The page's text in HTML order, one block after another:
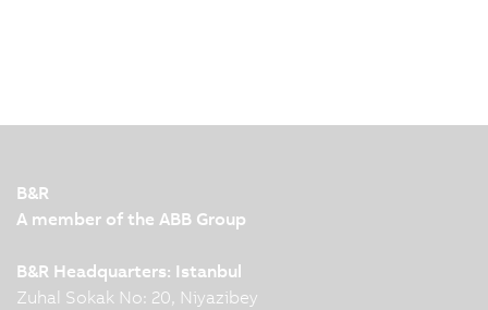
B&R
A member of the ABB Group
B&R Headquarters: Istanbul
Zuhal Sokak No: 20, Niyazibey